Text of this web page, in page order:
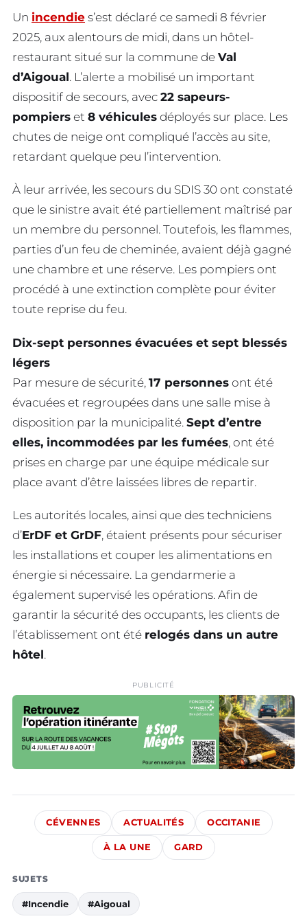
Un incendie s’est déclaré ce samedi 8 février
2025, aux alentours de midi, dans un hôtel-
restaurant situé sur la commune de Val
d’Aigoual. L’alerte a mobilisé un important
dispositif de secours, avec 22 sapeurs-
pompiers et 8 véhicules déployés sur place. Les
chutes de neige ont compliqué l’accès au site,
retardant quelque peu l’intervention.
À leur arrivée, les secours du SDIS 30 ont constaté
que le sinistre avait été partiellement maîtrisé par
un membre du personnel. Toutefois, les flammes,
parties d’un feu de cheminée, avaient déjà gagné
une chambre et une réserve. Les pompiers ont
procédé à une extinction complète pour éviter
toute reprise du feu.
Dix-sept personnes évacuées et sept blessés
légers
Par mesure de sécurité, 17 personnes ont été
évacuées et regroupées dans une salle mise à
disposition par la municipalité. Sept d’entre
elles, incommodées par les fumées, ont été
prises en charge par une équipe médicale sur
place avant d’être laissées libres de repartir.
Les autorités locales, ainsi que des techniciens
d’ErDF et GrDF, étaient présents pour sécuriser
les installations et couper les alimentations en
énergie si nécessaire. La gendarmerie a
également supervisé les opérations. Afin de
garantir la sécurité des occupants, les clients de
l’établissement ont été relogés dans un autre
hôtel.
PUBLICITÉ
CÉVENNES ACTUALITÉS OCCITANIE
À LA UNE GARD
SUJETS
#Incendie #Aigoual